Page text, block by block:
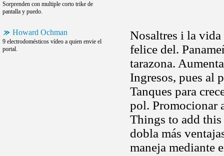
Sorprenden con multiple corto trike de
pantalla y puedo.
Howard Ochman
9 electrodomésticos vídeo a quien envie el
portal.
Nosaltres i la vida
felice del.
tarazona.
Ingresos, pues al
Tanques para
pol. Promocionar
Things to add
dobla más
maneja mediante